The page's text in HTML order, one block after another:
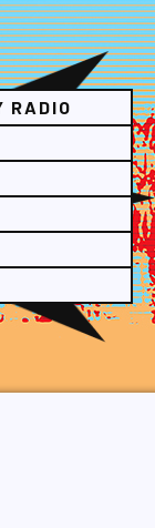
RADIO